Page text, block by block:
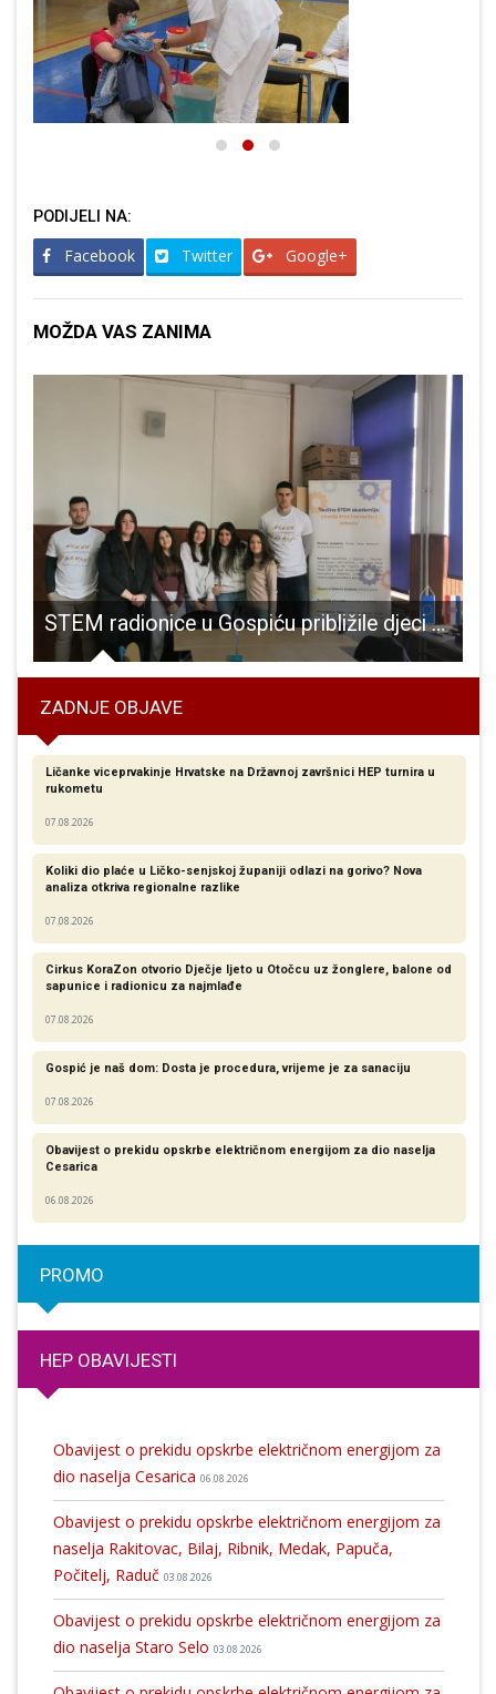
PODIJELI NA:
Facebook Twitter Google+
MOŽDA VAS ZANIMA
STEM radionice u Gospiću približile djeci svijet elektrostatike
ZADNJE OBJAVE
Ličanke viceprvakinje Hrvatske na Državnoj završnici HEP turnira u
rukometu
07.08.2026
Koliki dio plaće u Ličko-senjskoj županiji odlazi na gorivo? Nova
analiza otkriva regionalne razlike​
07.08.2026
Cirkus KoraZon otvorio Dječje ljeto u Otočcu uz žonglere, balone od
sapunice i radionicu za najmlađe
07.08.2026
Gospić je naš dom: Dosta je procedura, vrijeme je za sanaciju
07.08.2026
Obavijest o prekidu opskrbe električnom energijom za dio naselja
Cesarica
06.08.2026
PROMO
HEP OBAVIJESTI
Obavijest o prekidu opskrbe električnom energijom za
dio naselja Cesarica 06.08.2026
Obavijest o prekidu opskrbe električnom energijom za
naselja Rakitovac, Bilaj, Ribnik, Medak, Papuča,
Počitelj, Raduč 03.08.2026
Obavijest o prekidu opskrbe električnom energijom za
dio naselja Staro Selo 03.08.2026